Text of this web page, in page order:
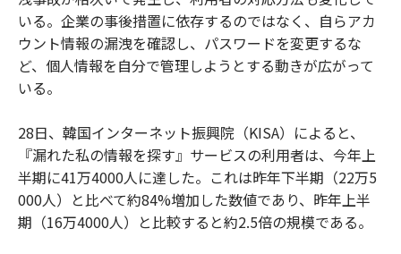
いる。企業の事後措置に依存するのではなく、自らアカ
ウント情報の漏洩を確認し、パスワードを変更するな
ど、個人情報を自分で管理しようとする動きが広がって
いる。
28日、韓国インターネット振興院（KISA）によると、
『漏れた私の情報を探す』サービスの利用者は、今年上
半期に41万4000人に達した。これは昨年下半期（22万5
000人）と比べて約84%増加した数値であり、昨年上半
期（16万4000人）と比較すると約2.5倍の規模である。